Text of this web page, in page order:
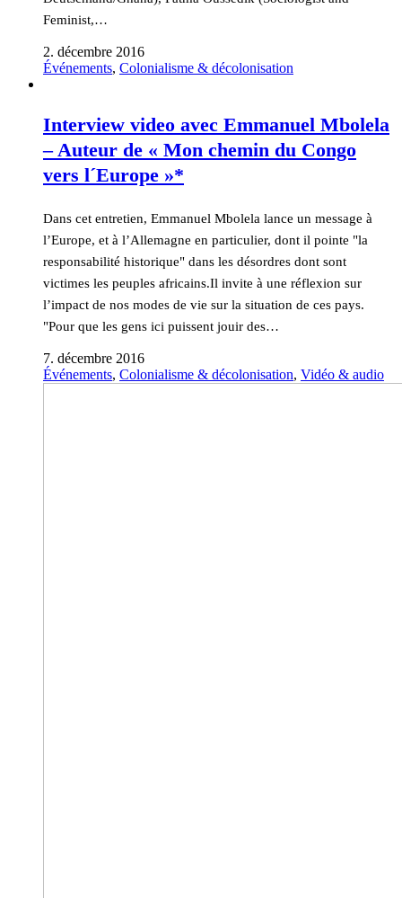
Feminist,…
2. décembre 2016
Événements, Colonialisme & décolonisation
Interview video avec Emmanuel Mbolela
– Auteur de « Mon chemin du Congo
vers l´Europe »*
Dans cet entretien, Emmanuel Mbolela lance un message à
l’Europe, et à l’Allemagne en particulier, dont il pointe "la
responsabilité historique" dans les désordres dont sont
victimes les peuples africains.Il invite à une réflexion sur
l’impact de nos modes de vie sur la situation de ces pays.
"Pour que les gens ici puissent jouir des…
7. décembre 2016
Événements, Colonialisme & décolonisation, Vidéo & audio